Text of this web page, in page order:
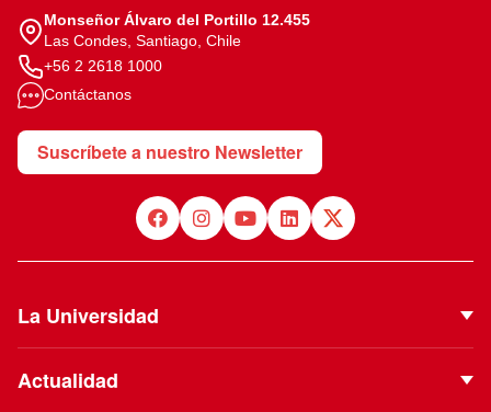
Monseñor Álvaro del Portillo 12.455
Las Condes, Santiago, Chile
+56 2 2618 1000
Contáctanos
Suscríbete a nuestro Newsletter
La Universidad
Actualidad